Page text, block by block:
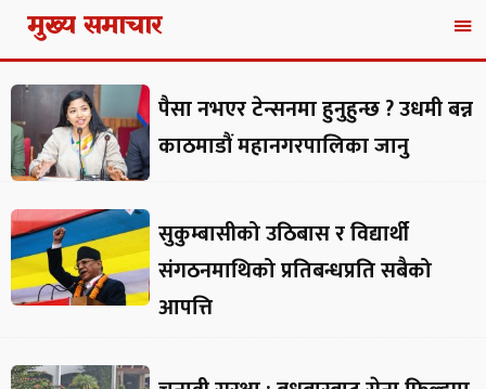
मुख्य समाचार
पैसा नभएर टेन्सनमा हुनुहुन्छ ? उधमी बन्न
काठमाडौं महानगरपालिका जानु
सुकुम्बासीको उठिबास र विद्यार्थी
संगठनमाथिको प्रतिबन्धप्रति सबैको
आपत्ति